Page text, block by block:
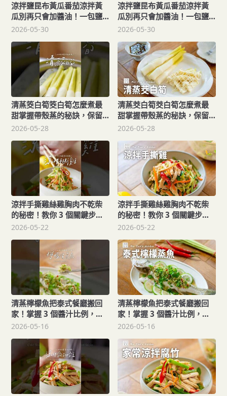
涼拌鹽昆布黃瓜番茄涼拌黃
瓜別再只會加醬油！一包鹽
昆布，讓你家餐桌上的涼拌
Cucumber
2026-05-30
涼拌鹽昆布黃瓜番茄涼拌黃
瓜別再只會加醬油！一包鹽
昆布，讓你家餐桌上的涼拌
Cucumber
2026-05-30
清蒸筊白筍筊白筍怎麼煮最
甜掌握帶殼蒸的秘訣，保留
原汁原味的清脆口感！
2026-05-28
清蒸茭白筍茭白筍怎麼煮最
甜掌握帶殼蒸的秘訣，保留
原汁原味的清脆口感！
2026-05-28
涼拌手撕雞絲雞胸肉不乾柴
的秘密！教你 3 個關鍵步
驟，做出好吃的涼拌手撕雞
Chicken Salad
2026-05-22
涼拌手撕雞絲雞胸肉不乾柴
的秘密！教你 3 個關鍵步
驟，做出好吃的涼拌手撕雞
Chicken Salad
2026-05-22
清蒸檸檬魚把泰式餐廳搬回
家！掌握 3 個醬汁比例，做
出鮮甜酸爽的蒸魚Steamed
Sauce
2026-05-16
清蒸檸檬魚把泰式餐廳搬回
家！掌握 3 個醬汁比例，做
出鮮甜酸爽的蒸魚Steamed
Sauce
2026-05-16